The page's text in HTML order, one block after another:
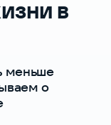
В
меньше
о